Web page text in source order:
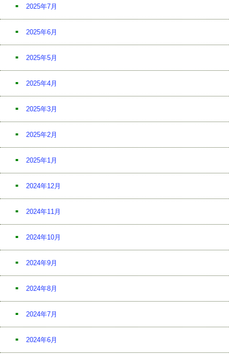
2025年7月
2025年6月
2025年5月
2025年4月
2025年3月
2025年2月
2025年1月
2024年12月
2024年11月
2024年10月
2024年9月
2024年8月
2024年7月
2024年6月